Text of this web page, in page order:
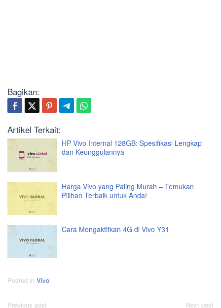
Bagikan:
Artikel Terkait:
HP Vivo Internal 128GB: Spesifikasi Lengkap
dan Keunggulannya
Harga Vivo yang Paling Murah – Temukan
Pilihan Terbaik untuk Anda!
Cara Mengaktifkan 4G di Vivo Y31
Posted in Vivo
Previous post
Next post